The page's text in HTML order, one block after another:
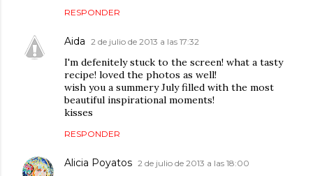
RESPONDER
Aida 2 de julio de 2013 a las 17:32
I'm defenitely stuck to the screen! what a tasty
recipe! loved the photos as well!
wish you a summery July filled with the most
beautiful inspirational moments!
kisses
RESPONDER
Alicia Poyatos 2 de julio de 2013 a las 18:00